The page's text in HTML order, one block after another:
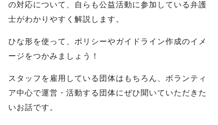
の対応について、自らも公益活動に参加している弁護
士がわかりやすく解説します。
ひな形を使って、ポリシーやガイドライン作成のイメ
ージをつかみましょう！
スタッフを雇用している団体はもちろん、ボランティ
ア中心で運営・活動する団体にぜひ聞いていただきた
いお話です。